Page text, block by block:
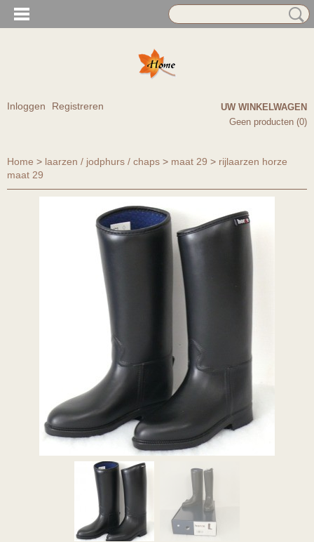
Inloggen Registreren
UW WINKELWAGEN
Geen producten (0)
Home > laarzen / jodphurs / chaps > maat 29 > rijlaarzen horze
maat 29